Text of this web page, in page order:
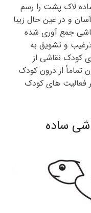
لاک پشت را رسم
و در عین حال زیبا
جمع آوری شده
و تشویق به
کودک نقاشی از
تماماً از درون کودک
فعالیت های کودک
ساده